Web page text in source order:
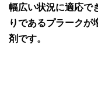
幅広い状況に適応で
りであるプラークが
剤です。